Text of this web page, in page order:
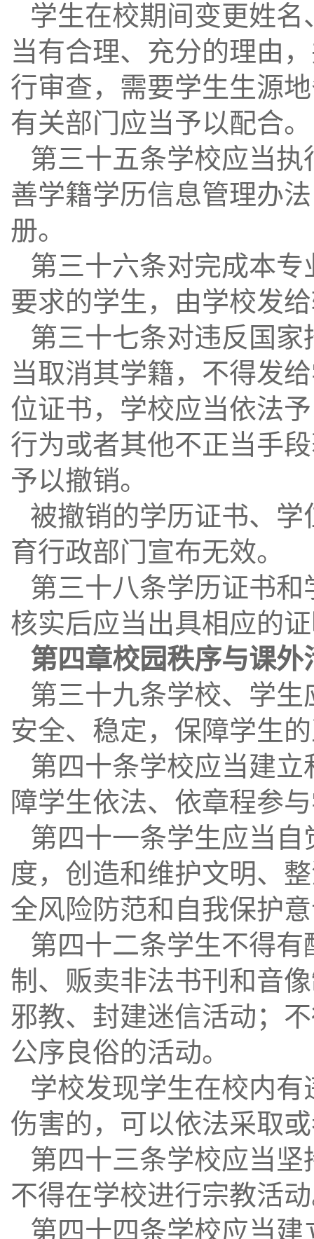
学生在校期间变更姓
当有合理、充分的理由
行审查，需要学生生源
有关部门应当予以配合。
第三十五条学校应当
善学籍学历信息管理办
册。
第三十六条对完成本
要求的学生，由学校发
第三十七条对违反国
当取消其学籍，不得发
位证书，学校应当依法
行为或者其他不正当手
予以撤销。
被撤销的学历证书、
育行政部门宣布无效。
第三十八条学历证书
核实后应当出具相应的
第四章校园秩序与课外
第三十九条学校、学
安全、稳定，保障学生
第四十条学校应当建
障学生依法、依章程参
第四十一条学生应当
度，创造和维护文明、
全风险防范和自我保护
第四十二条学生不得
制、贩卖非法书刊和音
邪教、封建迷信活动；
公序良俗的活动。
学校发现学生在校内
伤害的，可以依法采取
第四十三条学校应当
不得在学校进行宗教活
第四十四条学校应当